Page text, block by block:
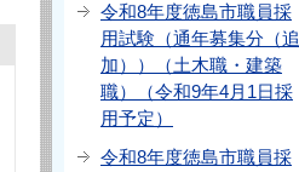
令和8年度徳島市職員採
用試験（通年募集分（追
加））（土木職・建築
職）（令和9年4月1日採
用予定）
令和8年度徳島市職員採